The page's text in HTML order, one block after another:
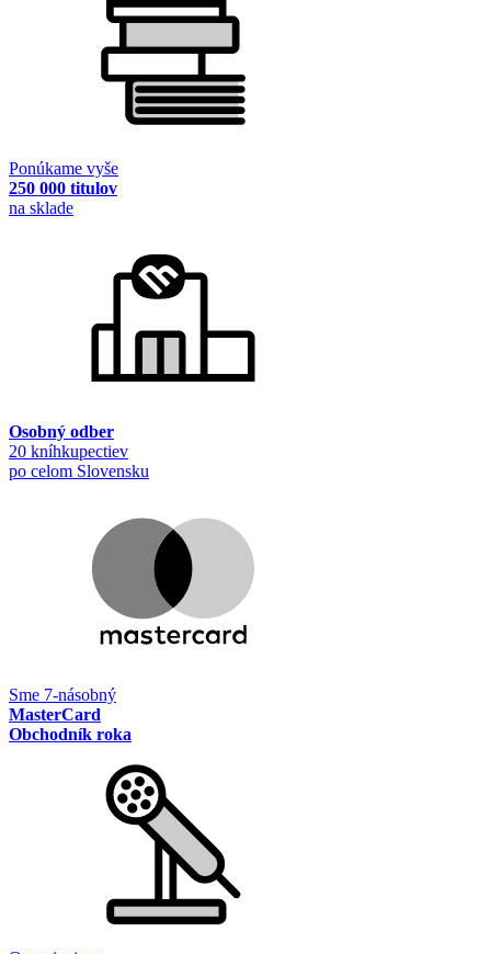
Ponúkame vyše
250 000 titulov
na sklade
Osobný odber
20 kníhkupectiev
po celom Slovensku
Sme 7-násobný
MasterCard
Obchodník roka